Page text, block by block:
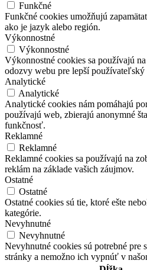
Funkčné
Funkčné cookies umožňujú
ako je jazyk alebo región.
Výkonnostné
Výkonnostné
Výkonnostné cookies sa používajú
odozvy webu pre lepší používateľský
Analytické
Analytické
Analytické cookies nám pomáhajú
používajú web, zbierajú anonymné
funkčnosť.
Reklamné
Reklamné
Reklamné cookies sa používajú na
reklám na základe vašich záujmov.
Ostatné
Ostatné
Ostatné cookies sú tie, ktoré ešte
kategórie.
Nevyhnutné
Nevyhnutné
Nevyhnutné cookies sú potrebné pre
stránky a nemožno ich vypnúť v